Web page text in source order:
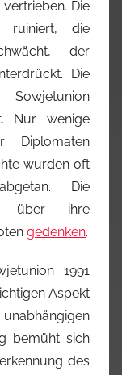
Die
ruiniert, die
der
Die
Nur wenige
Diplomaten
wurden oft
Die
über ihre
gedenken.
1991
Aspekt
bemüht sich
des